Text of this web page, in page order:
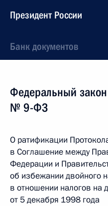
Президент России
Банк документов
Федеральный
№ 9-ФЗ
О ратификации
в Соглашение между
Федерации и
об избежании двойного
в отношении налогов на
от 5 декабря 1998 года